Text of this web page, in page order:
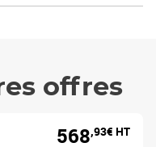
offres
568,93€ HT